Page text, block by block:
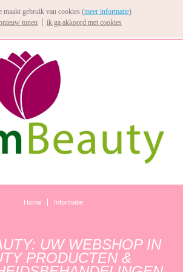
Home Informatie
UW WEBSHOP IN
PRODUCTEN &
maakt gebruik van cookies (meer informatie)
tonen
ik ga akkoord met cookies